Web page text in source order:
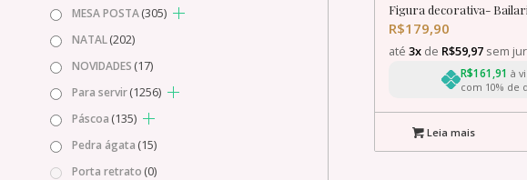
Figura decorativa-
R$179,90
até 3x de R$59,97 sem
R$161,91 à
com 10% de
Leia mais
MESA POSTA(305)
NATAL(202)
NOVIDADES (17)
Para servir(1256)
Páscoa (135)
Pedra ágata (15)
Porta retrato (0)